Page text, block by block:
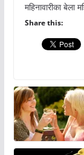
महिनावारीका बेला
Share this: